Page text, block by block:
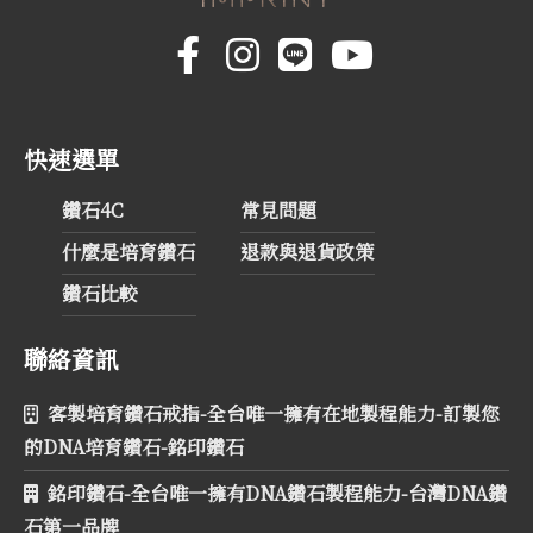
快速選單
鑽石4C
什麼是培育鑽石
鑽石比較
常見問題
退款與退貨政策
聯絡資訊
客製培育鑽石戒指-全台唯一擁有在地製程能力-訂製您
的DNA培育鑽石-銘印鑽石
銘印鑽石-全台唯一擁有DNA鑽石製程能力-台灣DNA鑽
石第一品牌